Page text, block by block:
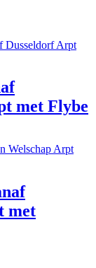
met Flybe
met